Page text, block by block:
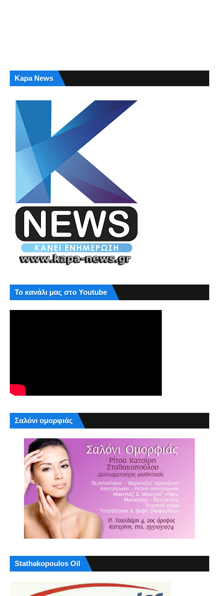
Kapa News
Το κανάλι μας στο Youtube
Σαλόνι ομορφιάς
Stathakopoulos Oil